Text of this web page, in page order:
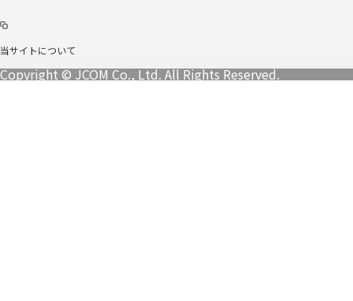
当サイトについて
Copyright © JCOM Co., Ltd. All Rights Reserved.